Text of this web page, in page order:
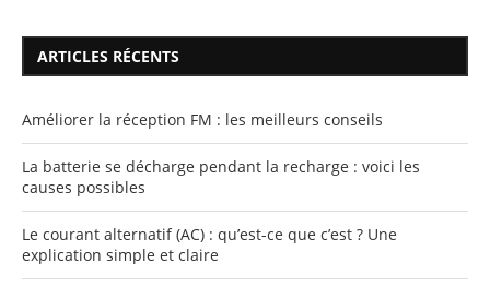
ARTICLES RÉCENTS
Améliorer la réception FM : les meilleurs conseils
La batterie se décharge pendant la recharge : voici les
causes possibles
Le courant alternatif (AC) : qu’est-ce que c’est ? Une
explication simple et claire